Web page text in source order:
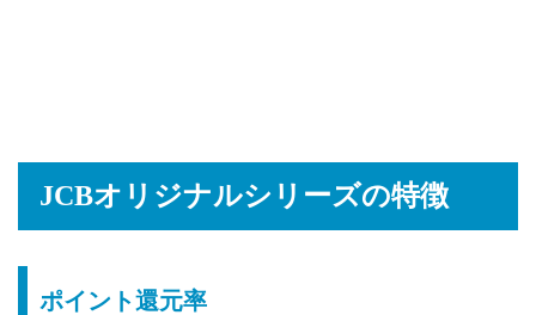
JCBオリジナルシリーズの特徴
ポイント還元率